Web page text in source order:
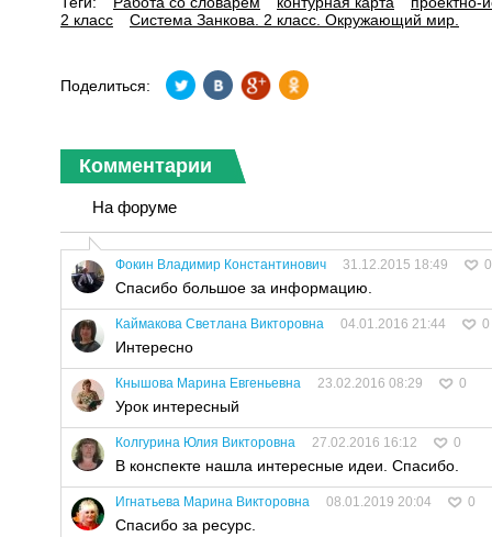
2 класс
Система Занкова. 2 класс. Окружающий мир.
Поделиться:
Комментарии
На форуме
Фокин Владимир Константинович 31.12.2015 18:49 0
Спасибо большое за информацию.
Каймакова Светлана Викторовна 04.01.2016 21:44 0
Интересно
Кнышова Марина Евгеньевна 23.02.2016 08:29 0
Урок интересный
Колгурина Юлия Викторовна 27.02.2016 16:12 0
В конспекте нашла интересные идеи. Спасибо.
Игнатьева Марина Викторовна 08.01.2019 20:04 0
Спасибо за ресурс.